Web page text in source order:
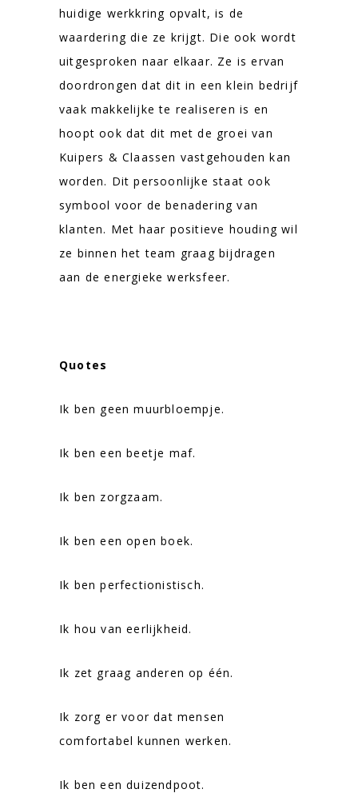
huidige werkkring opvalt, is de
waardering die ze krijgt. Die ook wordt
uitgesproken naar elkaar. Ze is ervan
doordrongen dat dit in een klein bedrijf
vaak makkelijke te realiseren is en
hoopt ook dat dit met de groei van
Kuipers & Claassen vastgehouden kan
worden. Dit persoonlijke staat ook
symbool voor de benadering van
klanten. Met haar positieve houding wil
ze binnen het team graag bijdragen
aan de energieke werksfeer.
Quotes
Ik ben geen muurbloempje.
Ik ben een beetje maf.
Ik ben zorgzaam.
Ik ben een open boek.
Ik ben perfectionistisch.
Ik hou van eerlijkheid.
Ik zet graag anderen op één.
Ik zorg er voor dat mensen
comfortabel kunnen werken.
Ik ben een duizendpoot.